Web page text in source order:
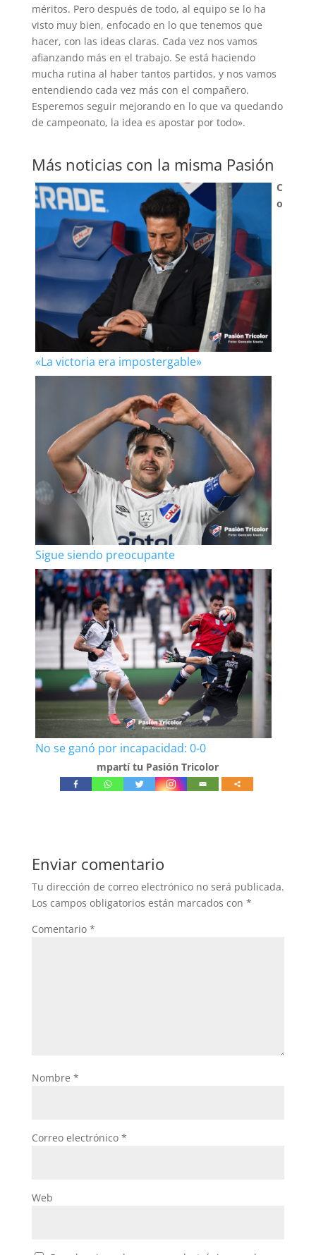
méritos. Pero después de todo, al equipo se lo ha
visto muy bien, enfocado en lo que tenemos que
hacer, con las ideas claras. Cada vez nos vamos
afianzando más en el trabajo. Se está haciendo
mucha rutina al haber tantos partidos, y nos vamos
entendiendo cada vez más con el compañero.
Esperemos seguir mejorando en lo que va quedando
de campeonato, la idea es apostar por todo».
Más noticias con la misma Pasión
«La victoria era impostergable»
Sigue siendo preocupante
No se ganó por incapacidad: 0-0
C
o
mpartí tu Pasión Tricolor
Enviar comentario
Tu dirección de correo electrónico no será publicada.
Los campos obligatorios están marcados con *
Comentario *
Nombre *
Correo electrónico *
Web